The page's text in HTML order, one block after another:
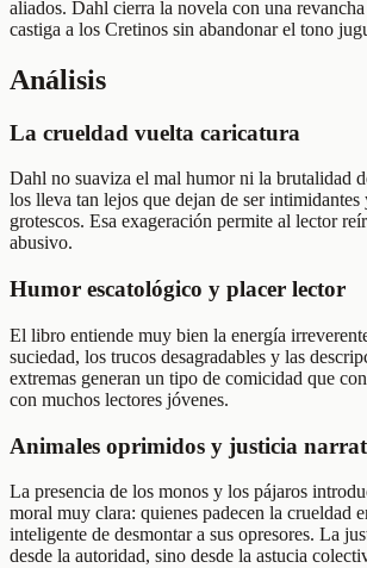
aliados. Dahl cierra la novela con una
castiga a los Cretinos sin abandonar el tono
Análisis
La crueldad vuelta caricatura
Dahl no suaviza el mal humor ni la brutalidad
los lleva tan lejos que dejan de ser intimidantes
grotescos. Esa exageración permite al lector
abusivo.
Humor escatológico y placer lector
El libro entiende muy bien la energía
suciedad, los trucos desagradables y las
extremas generan un tipo de comicidad que
con muchos lectores jóvenes.
Animales oprimidos y justicia
La presencia de los monos y los pájaros
moral muy clara: quienes padecen la crueldad
inteligente de desmontar a sus opresores. La
desde la autoridad, sino desde la astucia